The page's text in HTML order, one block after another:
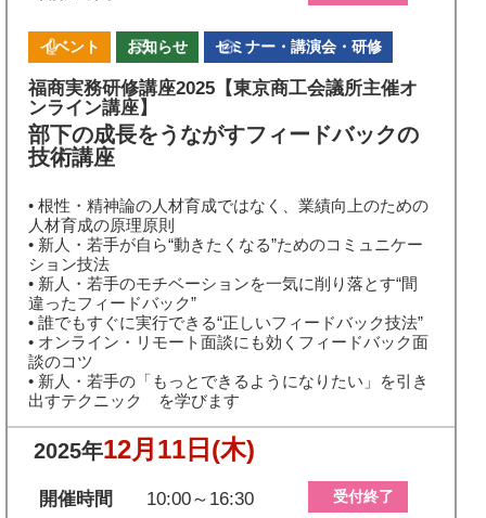
イベント お知らせ セミナー・講演会・研修
福商実務研修講座2025【東京商工会議所主催オ
ンライン講座】
部下の成長をうながすフィードバックの
技術講座
• 根性・精神論の人材育成ではなく、業績向上のための
人材育成の原理原則
• 新人・若手が自ら“動きたくなる”ためのコミュニケー
ション技法
• 新人・若手のモチベーションを一気に削り落とす“間
違ったフィードバック”
• 誰でもすぐに実行できる“正しいフィードバック技法”
• オンライン・リモート面談にも効くフィードバック面
談のコツ
• 新人・若手の「もっとできるようになりたい」を引き
出すテクニック を学びます
2025年12月11日 (木)
開催時間 10:00～16:30 受付終了